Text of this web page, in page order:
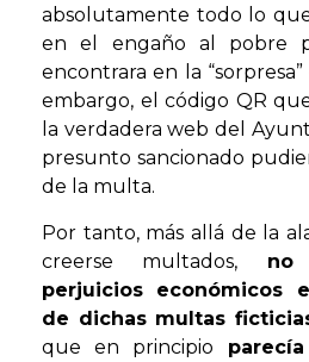
absolutamente todo lo
en el engaño al pobre
encontrara en la
embargo, el código QR
la verdadera web del
presunto sancionado
de la multa.
Por tanto, más allá de la
creerse multados, no
perjuicios económicos
de dichas multas
que en principio